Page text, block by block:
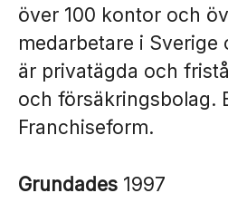
över 100 kontor och
medarbetare i Sverige
är privatägda och
och försäkringsbolag.
Franchiseform.
Grundades 1997